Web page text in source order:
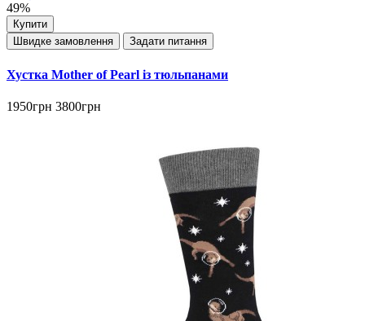
49%
Купити
Швидке замовлення
Задати питання
Хустка Mother of Pearl із тюльпанами
1950грн 3800грн